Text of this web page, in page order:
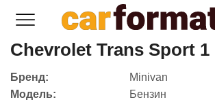
Chevrolet Trans Sport 1
Бренд:
Модель:
Minivan
Бензин